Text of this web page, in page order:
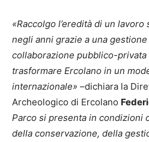
«Raccolgo l’eredità di un
negli anni grazie a una
collaborazione pubblico-privata
trasformare Ercolano in un
internazionale» –dichiara la
Archeologico di Ercolano
Parco si presenta in condizioni
della conservazione, della